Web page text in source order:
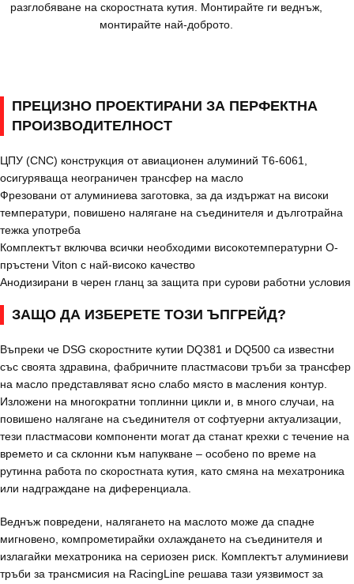
разглобяване на скоростната кутия. Монтирайте ги веднъж,
монтирайте най-доброто.
ПРЕЦИЗНО ПРОЕКТИРАНИ ЗА ПЕРФЕКТНА
ПРОИЗВОДИТЕЛНОСТ
ЦПУ (CNC) конструкция от авиационен алуминий T6-6061,
осигуряваща неограничен трансфер на масло
Фрезовани от алуминиева заготовка, за да издържат на високи
температури, повишено налягане на съединителя и дълготрайна
тежка употреба
Комплектът включва всички необходими високотемпературни О-
пръстени Viton с най-високо качество
Анодизирани в черен гланц за защита при сурови работни условия
ЗАЩО ДА ИЗБЕРЕТЕ ТОЗИ ЪПГРЕЙД?
Въпреки че DSG скоростните кутии DQ381 и DQ500 са известни
със своята здравина, фабричните пластмасови тръби за трансфер
на масло представляват ясно слабо място в масления контур.
Изложени на многократни топлинни цикли и, в много случаи, на
повишено налягане на съединителя от софтуерни актуализации,
тези пластмасови компоненти могат да станат крехки с течение на
времето и са склонни към напукване – особено по време на
рутинна работа по скоростната кутия, като смяна на мехатроника
или надграждане на диференциала.
Веднъж повредени, налягането на маслото може да спадне
мигновено, компрометирайки охлаждането на съединителя и
излагайки мехатроника на сериозен риск. Комплектът алуминиеви
тръби за трансмисия на RacingLine решава тази уязвимост за